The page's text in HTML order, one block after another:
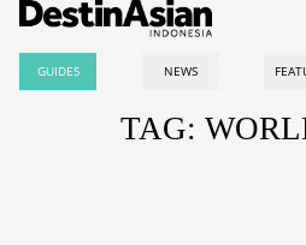
GUIDES NEWS
TAG: